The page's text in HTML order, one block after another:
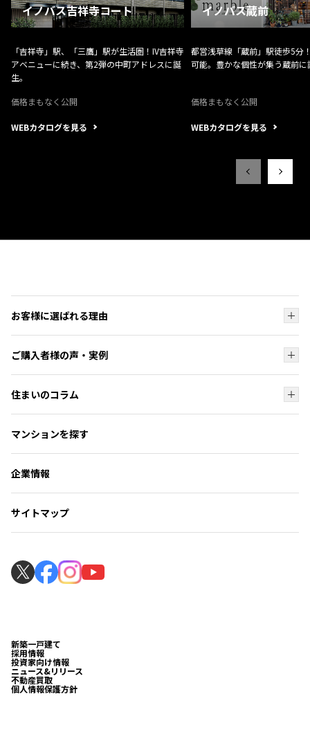
イノバス吉祥寺コート
「吉祥寺」駅、「三鷹」駅が生活圏！IV吉祥寺
アベニューに続き、第2弾の中町アドレスに誕
生。
価格まもなく公開
WEBカタログを見る
イノバス蔵前
都営浅草線「蔵前」駅徒歩5分
可能。豊かな個性が集う蔵前に
価格まもなく公開
WEBカタログを見る
お客様に選ばれる理由
オーダーシステム
コンパクトマンションが人気な理由
マンション選びのお手伝い
マンションギャラリー見学の流れ
ご購入者様の声・実例
フォトギャラリー
よくいただくご質問
見学の流れ
住まいのコラム
ローンシミュレーション
マンションを探す
企業情報
サイトマップ
新築一戸建て
採用情報
投資家向け情報
ニュース&リリース
不動産買取
個人情報保護方針